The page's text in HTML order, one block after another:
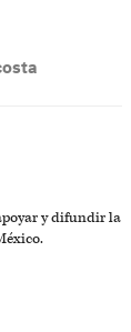
y difundir la